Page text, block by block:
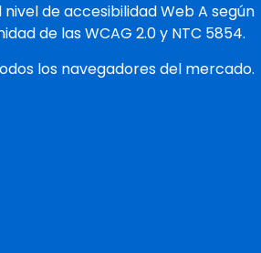
de accesibilidad Web A según
de las WCAG 2.0 y NTC 5854.
los navegadores del mercado.